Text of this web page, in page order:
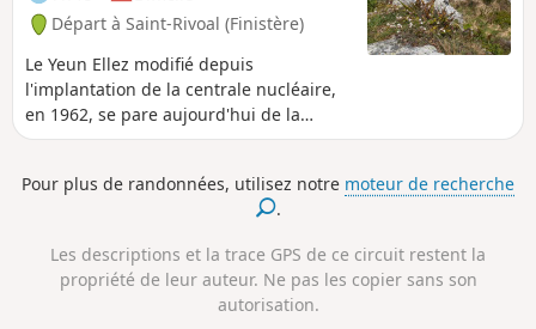
lande "An Eured Veign" (La Noce de
Pierres). Attention : voir infos pratiques
Départ à Saint-Rivoal (Finistère)
Le Yeun Ellez modifié depuis
l'implantation de la centrale nucléaire,
en 1962, se pare aujourd'hui de la
retenue d'eau du barrage de Nestavel.
donnaient toute sa dimension sauvage
à cette cuvette que la légende bretonne
Laissez-vous envoûter par le lieu et ses
légendes. La suite du parcours vous fait
monter sur les deux sommets voisins :
Pour plus de randonnées, utilisez notre moteur de recherche
.
Les descriptions et la trace GPS de ce circuit restent la
propriété de leur auteur. Ne pas les copier sans son
autorisation.